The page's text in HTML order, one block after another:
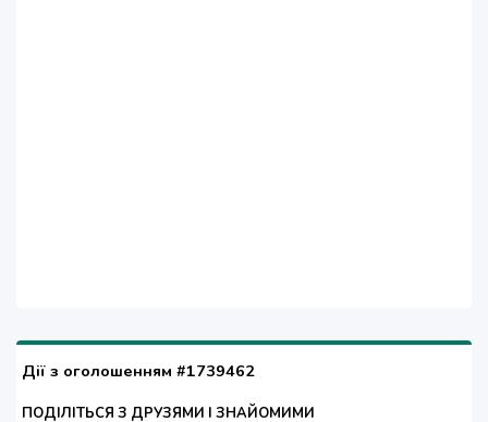
Дії з оголошенням #1739462
ПОДІЛІТЬСЯ З ДРУЗЯМИ І ЗНАЙОМИМИ